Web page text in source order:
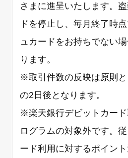
さまに進呈いたします。
ドを停止し、毎月終了時
ュカードをお持ちでない
ります。
※取引件数の反映は原則
の2日後となります。
※楽天銀行デビットカー
ログラムの対象外です。
ード利用に対するポイン